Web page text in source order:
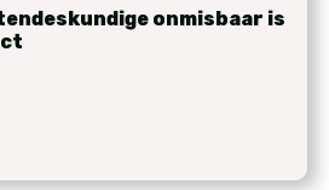
onmisbaar is